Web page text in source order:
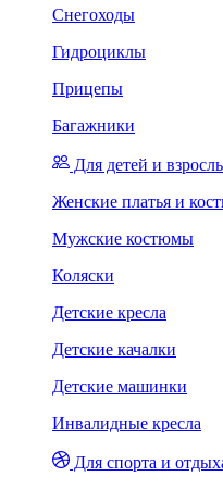
Снегоходы
Гидроциклы
Прицепы
Багажники
Для детей и
Женские платья и
Мужские костюмы
Коляски
Детские кресла
Детские качалки
Детские машинки
Инвалидные кресла
Для спорта и